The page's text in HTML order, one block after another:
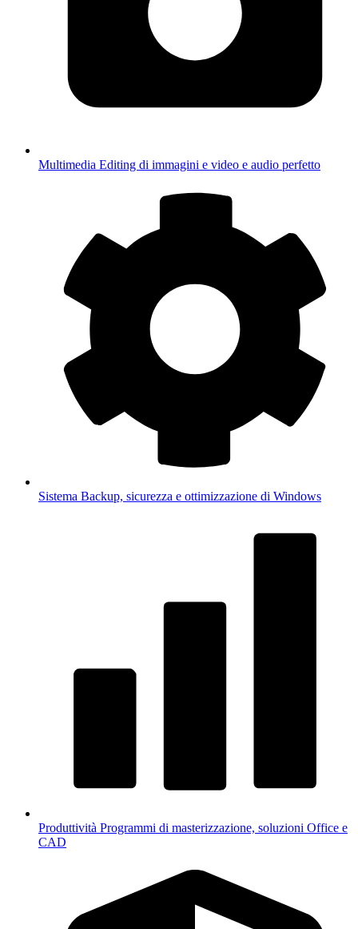
Multimedia Editing di immagini e video e audio perfetto
Sistema Backup, sicurezza e ottimizzazione di Windows
Produttività Programmi di masterizzazione, soluzioni Office e
CAD